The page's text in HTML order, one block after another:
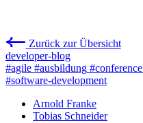
Zurück zur Übersicht
developer-blog
#agile #ausbildung #conference
#software-development
Arnold Franke
Tobias Schneider